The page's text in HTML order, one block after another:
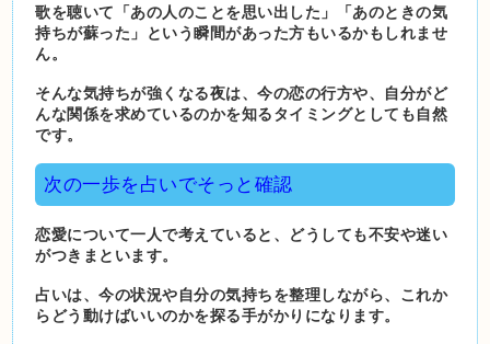
歌を聴いて「あの人のことを思い出した」「あのときの気
持ちが蘇った」という瞬間があった方もいるかもしれませ
ん。
そんな気持ちが強くなる夜は、今の恋の行方や、自分がど
んな関係を求めているのかを知るタイミングとしても自然
です。
次の一歩を占いでそっと確認
恋愛について一人で考えていると、どうしても不安や迷い
がつきまといます。
占いは、今の状況や自分の気持ちを整理しながら、これか
らどう動けばいいのかを探る手がかりになります。